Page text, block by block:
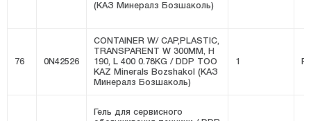
(КАЗ Минералз Бозшаколь)
76 0N42526
CONTAINER W/ CAP,PLASTIC,
TRANSPARENT W 300MM, H
190, L 400 0.78KG / DDP ТОО
KAZ Minerals Bozshakol (КАЗ
Минералз Бозшаколь)
1
Гель для сервисного